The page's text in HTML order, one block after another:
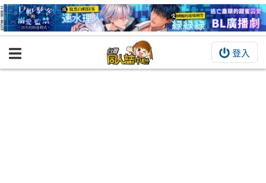
登入
BOOKY書集倉庫